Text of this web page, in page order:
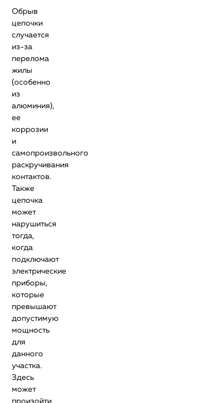
Обрыв
цепочки
случается
из-за
перелома
жилы
(особенно
из
алюминия),
ее
коррозии
и
самопроизвольного
раскручивания
контактов.
Также
цепочка
может
нарушиться
тогда,
когда
подключают
электрические
приборы,
которые
превышают
допустимую
мощность
для
данного
участка.
Здесь
может